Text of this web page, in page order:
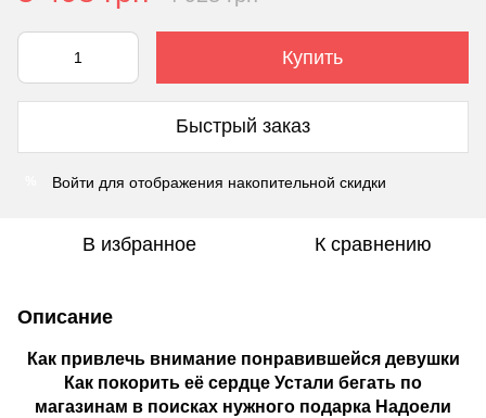
Купить
Быстрый заказ
Войти для отображения накопительной скидки
В избранное К сравнению
Описание
Как привлечь внимание понравившейся девушки
Как покорить её сердце Устали бегать по
магазинам в поисках нужного подарка Надоели